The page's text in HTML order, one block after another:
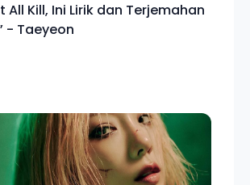
All Kill, Ini Lirik dan Terjemahan
- Taeyeon